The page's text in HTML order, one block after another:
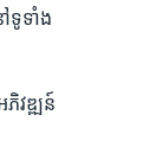
ទូទាំង​
ភិវឌ្ឍន៍​